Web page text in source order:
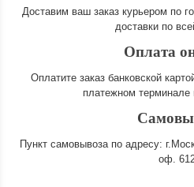
Доставим ваш заказ курьером по
доставки по
Оплата
Оплатите заказ банковской
платежном
Пункт самовывоза по адресу:
оф.